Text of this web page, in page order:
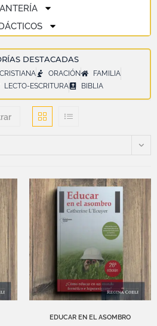
DESTACADAS
ORACIÓN
FAMILIA
LECTO-ESCRITURA BIBLIA
EDUCAR EN EL ASOMBRO